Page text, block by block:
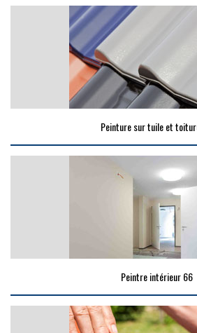
Peinture sur tuile et
Peintre intérieur 66